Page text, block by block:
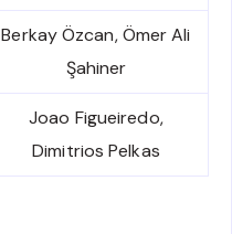
Berkay Özcan, Ömer Ali
Şahiner
Joao Figueiredo,
Dimitrios Pelkas